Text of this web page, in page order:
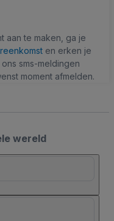
aan te maken, ga je
en erken je
sms-meldingen
moment afmelden.
wereld